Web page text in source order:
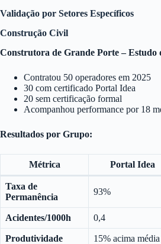
Validação por Setores Específicos
Construção Civil
Construtora de Grande Porte – Estudo
Contratou 50 operadores em 2025
30 com certificado Portal Idea
20 sem certificação formal
Acompanhou performance por 18
Resultados por Grupo:
Métrica Portal Idea
Taxa de
Permanência
93%
Acidentes/1000h 0,4
Produtividade 15% acima média